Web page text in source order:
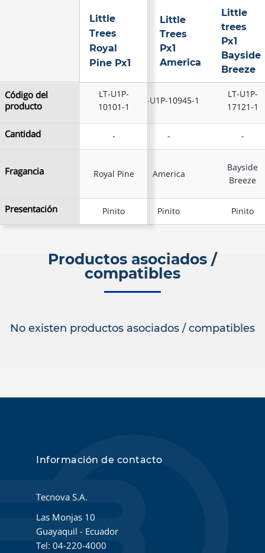
Little
Trees
Royal
Pine Px1
Little
Trees
Px1
America
Little
trees
Px1
Bayside
Breeze
Royal
Px1
Px1
Bayside
Breeze
Código del
producto
LT-U1P-
10101-1
LT-U1P-10945-1
LT-U1P-
17121-1
Cantidad - -
Fragancia Royal Pine America
Bayside
Breeze
Presentación Pinito Pinito Pinito
Little
Trees
Royal
Pine Px1
Código del
producto
LT-U1P-
10101-1
Cantidad -
Fragancia Royal Pine
Presentación Pinito
Productos asociados /
compatibles
No existen productos asociados / compatibles
Información de contacto
Tecnova S.A.
Las Monjas 10
Guayaquil - Ecuador
Tel: 04-220-4000